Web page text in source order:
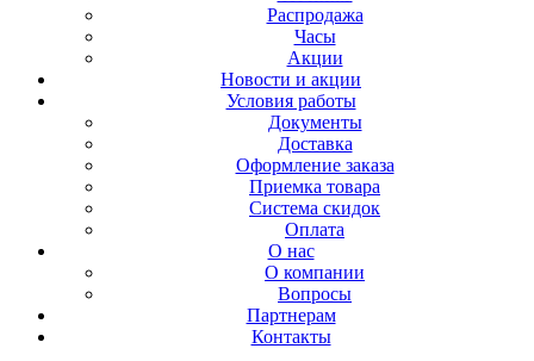
Распродажа
Часы
Акции
Новости и акции
Условия работы
Документы
Доставка
Оформление заказа
Приемка товара
Система скидок
Оплата
О нас
О компании
Вопросы
Партнерам
Контакты